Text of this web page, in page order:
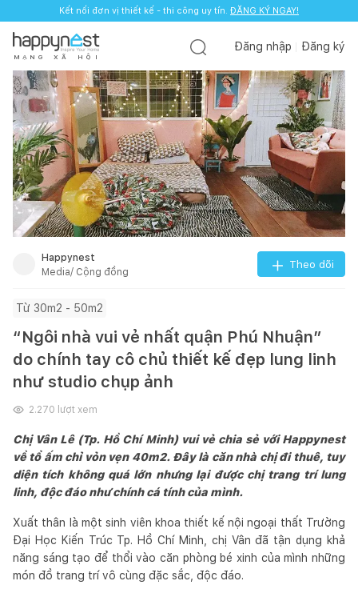
Kết nối đơn vị thiết kế - thi công uy tín. ĐĂNG KÝ NGAY!
M Ạ N G X Ã H Ộ I
Đăng nhập Đăng ký
Happynest
Media/ Cộng đồng
Theo dõi
Từ 30m2 - 50m2
“Ngôi nhà vui vẻ nhất quận Phú Nhuận”
do chính tay cô chủ thiết kế đẹp lung linh
như studio chụp ảnh
2.270 lượt xem
Chị Vân Lê (Tp. Hồ Chí Minh) vui vẻ chia sẻ với Happynest
về tổ ấm chỉ vỏn vẹn 40m2. Đây là căn nhà chị đi thuê, tuy
diện tích không quá lớn nhưng lại được chị trang trí lung
linh, độc đáo như chính cá tính của mình.
Xuất thân là một sinh viên khoa thiết kế nội ngoại thất Trường
Đại Học Kiến Trúc Tp. Hồ Chí Minh, chị Vân đã tận dụng khả
năng sáng tạo để thổi vào căn phòng bé xinh của mình những
món đồ trang trí vô cùng đặc sắc, độc đáo.